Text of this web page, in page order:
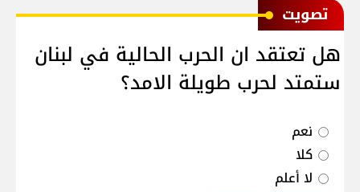
ﺗﺼﻮﻳﺖ
هل تعتقد ان الحرب الحالية في لبنان
ستمتد لحرب طويلة الامد؟
نعم
كلا
لا أعلم